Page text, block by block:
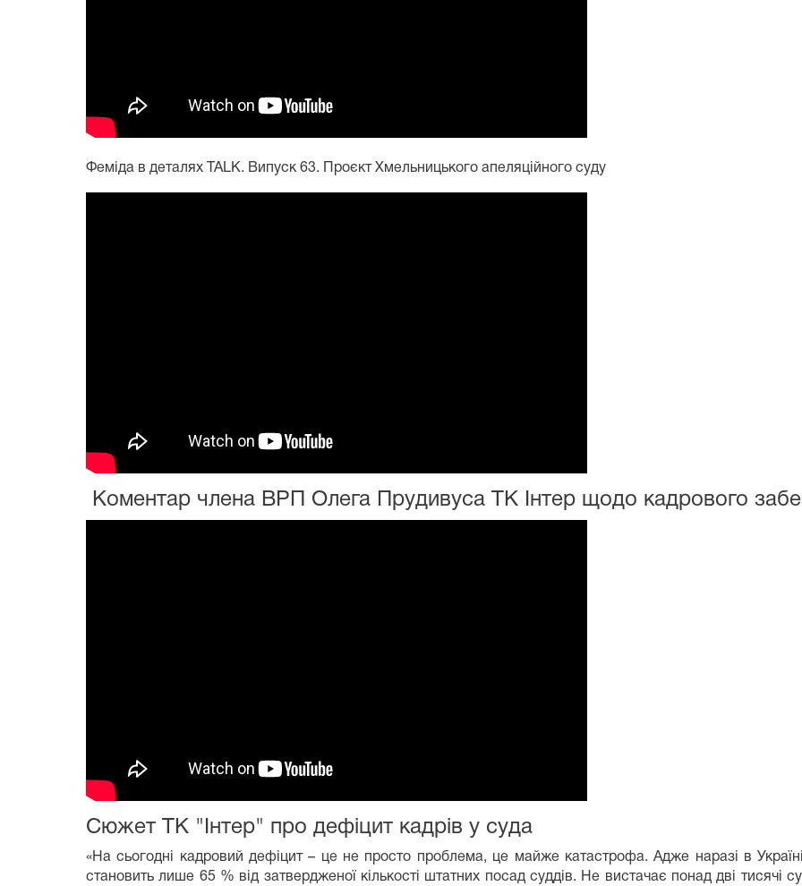
Феміда в деталях TALK. Випуск 63. Проєкт Хмельницького апеляційного суду
Коментар члена ВРП Олега Прудивуса ТК Інтер щодо кадрового
Сюжет ТК "Інтер" про дефіцит кадрів у суда
«На сьогодні кадровий дефіцит – це не просто проблема, це майже катастрофа. Адже наразі в Україні
становить лише 65 % від затвердженої кількості штатних посад суддів. Не вистачає понад дві тисячі